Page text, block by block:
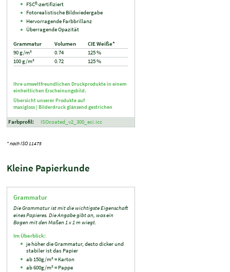
FSC®-zertifiziert
Fotorealistische Bildwiedergabe
Hervorragende Farbbrillanz
Überragende Opazität
Farbprofil: ISOcoated_v2_300_eci.icc
Grammatur Volumen
CIE Weiße*
90 g/m²
0.74
125 %
100 g/m²
0.72 125 %
Ihre umweltfreundlichen Druckprodukte in einem
einheitlichen Erscheinungsbild.
Übersicht unserer Produkte auf
maxigloss | Bilderdruck glänzend gestrichen
* nach ISO 11475
Kleine Papierkunde
Grammatur
Die Grammatur ist mit die wichtigste Eigenschaft
eines Papieres. Die Angabe gibt an, was ein
Bogen mit den Maßen 1 x 1 m wiegt.
Im Überblick:
je höher die Grammatur, desto dicker und
stabiler ist das Papier
ab 150g/m² = Karton
ab 600g/m² = Pappe